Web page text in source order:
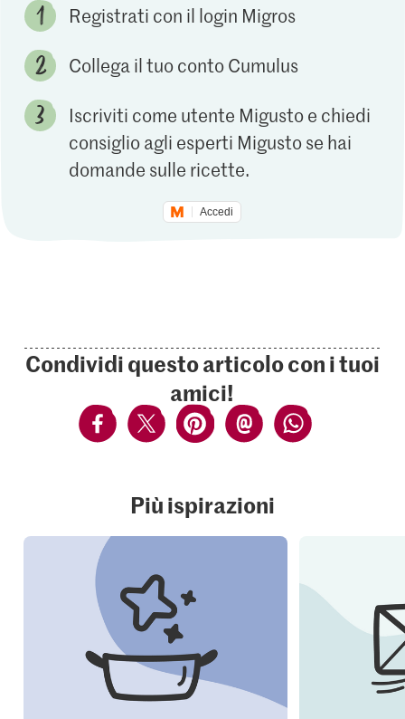
Registrati con il login Migros
Collega il tuo conto Cumulus
Iscriviti come utente Migusto e chiedi
consiglio agli esperti Migusto se hai
domande sulle ricette.
Accedi
Condividi questo articolo con i tuoi
amici!
Più ispirazioni